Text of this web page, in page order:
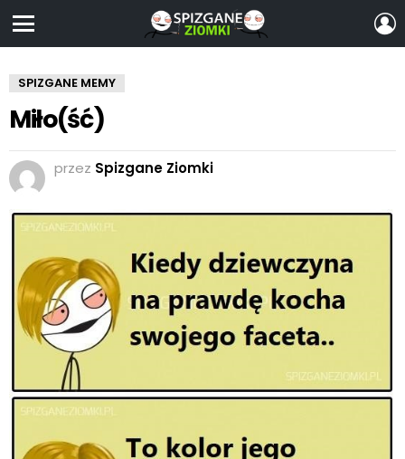
SPIZGANE MEMY
Miło(ść)
przez Spizgane Ziomki